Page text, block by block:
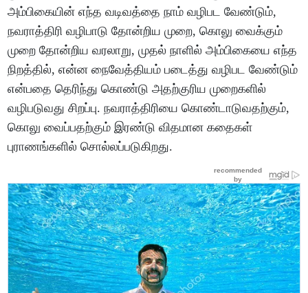
அம்பிகையின் எந்த வடிவத்தை நாம் வழிபட வேண்டும்,
நவராத்திரி வழிபாடு தோன்றிய முறை, கொலு வைக்கும்
முறை தோன்றிய வரலாறு, முதல் நாளில் அம்பிகையை எந்த
நிறத்தில், என்ன நைவேத்தியம் படைத்து வழிபட வேண்டும்
என்பதை தெரிந்து கொண்டு அதற்குரிய முறைகளில்
வழிபடுவது சிறப்பு. நவராத்திரியை கொண்டாடுவதற்கும்,
கொலு வைப்பதற்கும் இரண்டு விதமான கதைகள்
புராணங்களில் சொல்லப்படுகிறது.